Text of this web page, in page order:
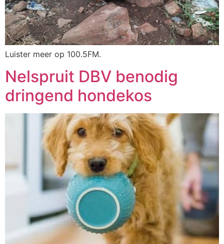
Luister meer op 100.5FM.
Nelspruit DBV benodig
dringend hondekos